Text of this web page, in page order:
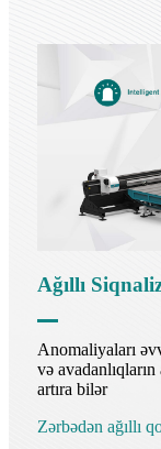
Ağıllı
Anomaliyaları
və
artıra bilər
Zərbədən ağıllı